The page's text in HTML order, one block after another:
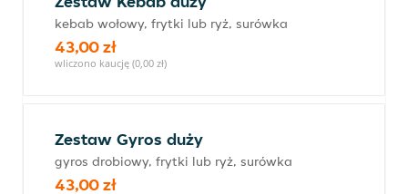
kebab wołowy, frytki lub ryż, surówka
43,00 zł
wliczono kaucję (0,00 zł)
Zestaw Gyros duży
gyros drobiowy, frytki lub ryż, surówka
43,00 zł